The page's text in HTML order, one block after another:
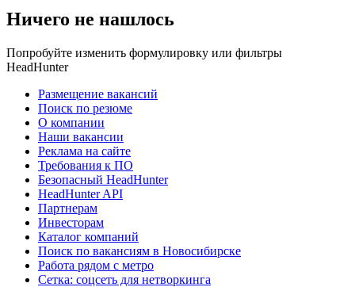
Ничего не нашлось
Попробуйте изменить формулировку или фильтры
HeadHunter
Размещение вакансий
Поиск по резюме
О компании
Наши вакансии
Реклама на сайте
Требования к ПО
Безопасный HeadHunter
HeadHunter API
Партнерам
Инвесторам
Каталог компаний
Поиск по вакансиям в Новосибирске
Работа рядом с метро
Сетка: соцсеть для нетворкинга